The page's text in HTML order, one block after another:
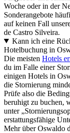
Woche oder in der
Sonderangebote
auf keinen Fall
de Castro Silveira.
Kann ich eine
Hotelbuchung in
Die meisten Hotels
du im Falle einer
einigen Hotels in
die Stornierung
Prüfe also die
beruhigt zu buchen,
unter
erstattungsfähige
Mehr über Oswaldo